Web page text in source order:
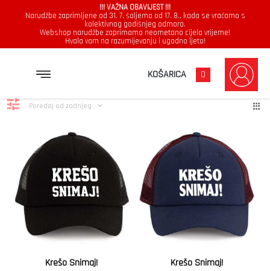
!!! VAŽNA OBAVIJEST !!!
Narudžbe zaprimljene od 31. 7. šaljemo od 17. 8., kada se vraćamo s
kolektivnog godišnjeg odmora.
Webshop narudžbe zaprimamo neometano cijelo vrijeme!
Hvala vam na razumijevanju i ugodno ljeto!
KOŠARICA 0
tamno plava Prikazuje se svih 2 rezultata
Poredano
Poredaj od zadnjeg
Krešo Snimaj!
Krešo Snimaj!